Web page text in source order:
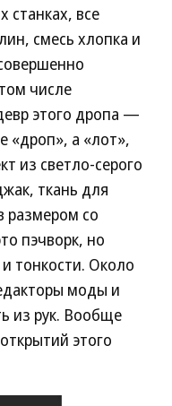
станках, все
смесь хлопка и
числе
этого дропа —
«дроп», а «лот»,
из светло-серого
ткань для
размером со
пэчворк, но
тонкости. Около
моды и
из рук. Вообще
этого